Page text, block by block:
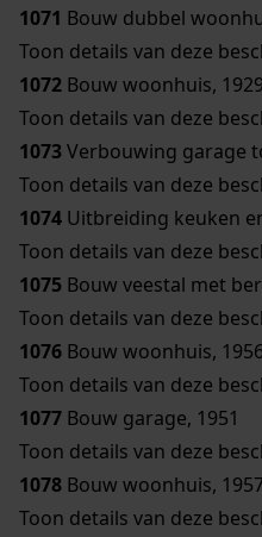
1071 Bouw dubbel
Toon details van deze
1072 Bouw woonhuis, 1929
Toon details van deze
1073Verbouwing garage
Toon details van deze
1074 Uitbreiding keuken
Toon details van deze
1075 Bouw veestal met
Toon details van deze
1076 Bouw woonhuis, 1956
Toon details van deze
1077 Bouw garage, 1951
Toon details van deze
1078 Bouw woonhuis,
Toon details van deze